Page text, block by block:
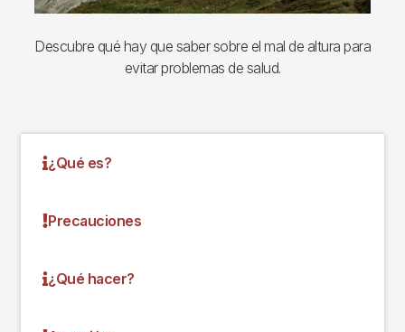
Descubre qué hay que saber sobre el mal de altura para
evitar problemas de salud.
¿Qué es?
Precauciones
¿Qué hacer?